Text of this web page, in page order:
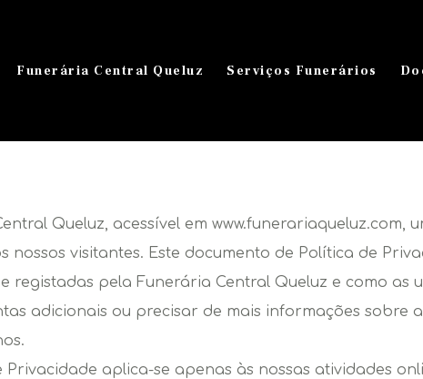
Funerária Central Queluz Serviços Funerários
Queluz, acessível em
nossos visitantes. Este documento de Política de
registadas pela Funerária Central Queluz e como as
adicionais ou precisar de mais informações sobre
Privacidade aplica-se apenas às nossas atividades